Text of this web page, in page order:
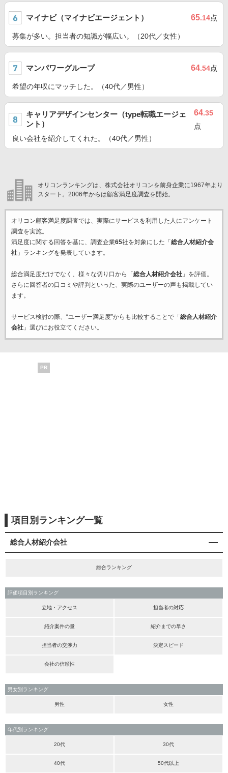
マイナビ（マイナビエージェント） 65.14点
募集が多い。担当者の知識が幅広い。（20代／女性）
マンパワーグループ 64.54点
希望の年収にマッチした。（40代／男性）
キャリアデザインセンター（type転職エージェ
ント）
64.35
点
良い会社を紹介してくれた。（40代／男性）
オリコンランキングは、株式会社オリコンを前身企業に1967年より
スタート。2006年からは顧客満足度調査を開始。
オリコン顧客満足度調査では、実際にサービスを利用した 人にアンケート
調査を実施。
満足度に関する回答を基に、調査企業65社を対象にした「 総合人材紹介会
社」ランキングを発表しています。
総合満足度だけでなく、様々な切り口から「 総合人材紹介会社」を評価。
さらに回答者の口コミや評判といった、実際のユーザーの声も掲載してい
ます。
サービス検討の際、“ユーザー満足度”からも比較することで「 総合人材紹介
会社」選びにお役立てください。
PR
項目別ランキング一覧
総合人材紹介会社
総合ランキング
評価項目別ランキング
立地・アクセス 担当者の対応
紹介案件の量 紹介までの早さ
担当者の交渉力 決定スピード
会社の信頼性
男女別ランキング
男性 女性
年代別ランキング
20代 30代
40代 50代以上